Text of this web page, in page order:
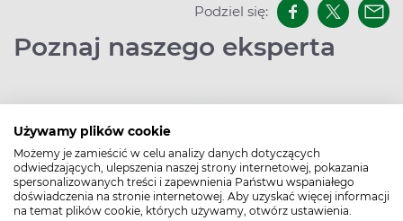
Używamy plików cookie
Możemy je zamieścić w celu analizy danych dotyczących
odwiedzających, ulepszenia naszej strony internetowej, pokazania
spersonalizowanych treści i zapewnienia Państwu wspaniałego
doświadczenia na stronie internetowej. Aby uzyskać więcej informacji
na temat plików cookie, których używamy, otwórz ustawienia.
Podziel się:
Poznaj naszego eksperta
Redakcja Apteline